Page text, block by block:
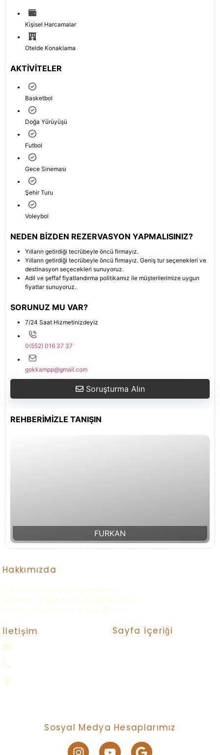
Kişisel Harcamalar
Otelde Konaklama
AKTIVITELER
Basketbol
Doğa Yürüyüşü
Futbol
Gece Sineması
Şehir Turu
Voleybol
NEDEN BIZDEN REZERVASYON YAPMALISINIZ?
Yılların getirdiği tecrübeyle öncü firmayız.
Yılların getirdiği tecrübeyle öncü firmayız. Geniş tur seçenekleri ve
destinasyon seçecekleri sunuyoruz.
Adil ve şeffaf fiyatlandırma politikamız ile müşterilerimize uygun
fiyatlar sunuyoruz.
SORUNUZ MU VAR?
7/24 Saat Hizmetinizdeyiz
0(552) 016 37 37
gokkampp@gmail.com
Soruşturma Alın
REHBERIMIZLE TANIŞIN
FURKAN
Hakkımızda
Gök Kamp, doğanın eşsiz güzelliklerini
keşfetmek, doğayla baş başa kalmak isteyen
herkes için kurulmuş bir doğa kulübüdür.
İletişim Sayfa İçeriği
Sosyal Medya Hesaplarımız